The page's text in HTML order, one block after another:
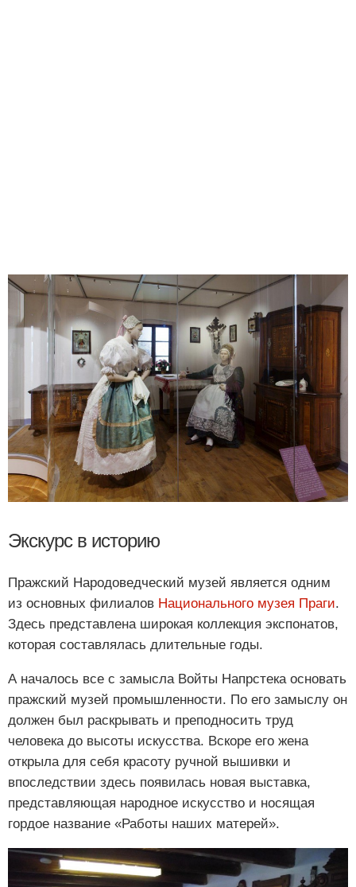
Экскурс в историю
Пражский Народоведческий музей является одним
из основных филиалов Национального музея Праги.
Здесь представлена широкая коллекция экспонатов,
которая составлялась длительные годы.
А началось все с замысла Войты Напрстека основать
пражский музей промышленности. По его замыслу он
должен был раскрывать и преподносить труд
человека до высоты искусства. Вскоре его жена
открыла для себя красоту ручной вышивки и
впоследствии здесь появилась новая выставка,
представляющая народное искусство и носящая
гордое название «Работы наших матерей».